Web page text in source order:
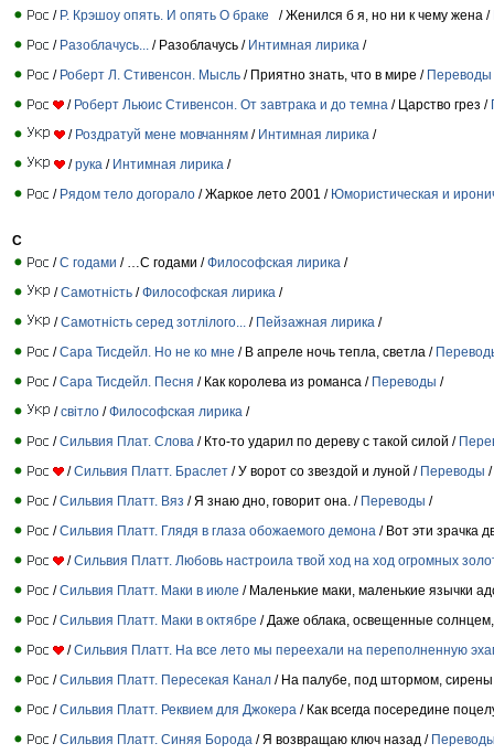
/ Р. Крэшоу опять. И опять О браке / Женился б я, но ни к чему жена /
/ Разоблачусь... / Разоблачусь / Интимная лирика /
/ Роберт Л. Стивенсон. Мысль / Приятно знать, что в мире / Переводы
/ Роберт Льюис Стивенсон. От завтрака и до темна / Царство грез /
/ Роздратуй мене мовчанням / Интимная лирика /
/рука / Интимная лирика /
/ Рядом тело догорало / Жаркое лето 2001 / Юмористическая и
С
/С годами / …С годами /Философская лирика /
/Самотність /Философская лирика /
/Самотність серед зотлілого... / Пейзажная лирика /
/Сара Тисдейл. Но не ко мне / В апреле ночь тепла, светла /
/Сара Тисдейл. Песня / Как королева из романса / Переводы /
/світло /Философская лирика /
/Сильвия Плат. Слова / Кто-то ударил по дереву с такой силой /
/Сильвия Платт. Браслет / У ворот со звездой и луной / Переводы /
/Сильвия Платт. Вяз / Я знаю дно, говорит она. / Переводы /
/Сильвия Платт. Глядя в глаза обожаемого демона / Вот эти зрачка
/Сильвия Платт. Любовь настроила твой ход на ход огромных
/Сильвия Платт. Маки в июле / Маленькие маки, маленькие язычки
/Сильвия Платт. Маки в октябре / Даже облака, освещенные
/Сильвия Платт. На все лето мы переехали на переполненную
/Сильвия Платт. Пересекая Канал / На палубе, под штормом,
/Сильвия Платт. Реквием для Джокера / Как всегда посередине
/Сильвия Платт. Синяя Борода / Я возвращаю ключ назад /